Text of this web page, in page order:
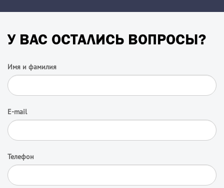
У ВАС ОСТАЛИСЬ ВОПРОСЫ?
Имя и фамилия
E-mail
Телефон